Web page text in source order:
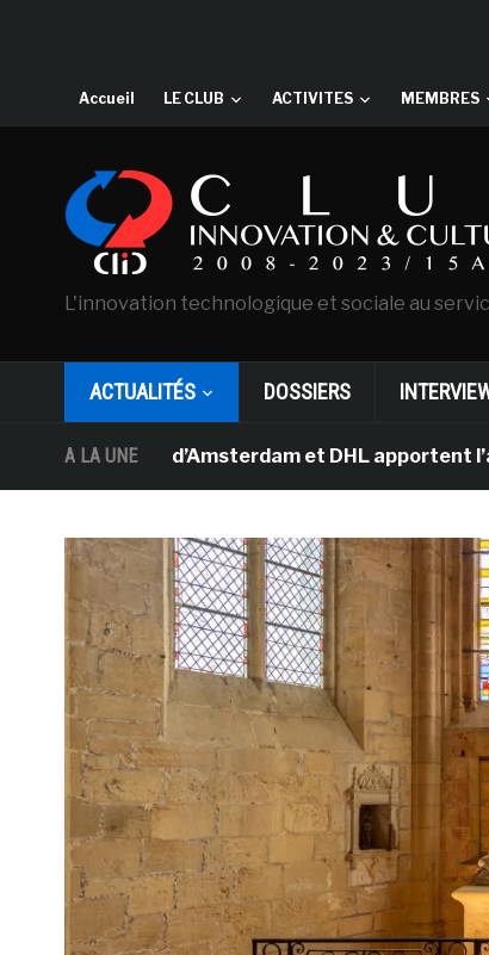
Accueil LE CLUB ACTIVITES MEMBRES
L'innovation technologique et sociale au
ACTUALITÉS DOSSIERS
A LA UNE
Gogh d’Amsterdam et DHL apportent l’art dans